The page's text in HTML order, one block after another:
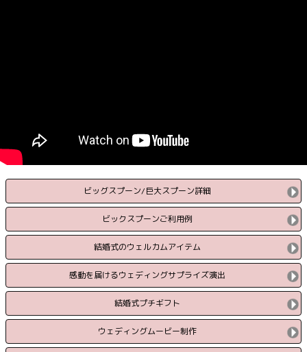
ビッグスプーン/巨大スプーン詳細
ビックスプーンご利用例
結婚式のウェルカムアイテム
感動を届けるウェディングサプライズ演出
結婚式プチギフト
ウェディングムービー制作